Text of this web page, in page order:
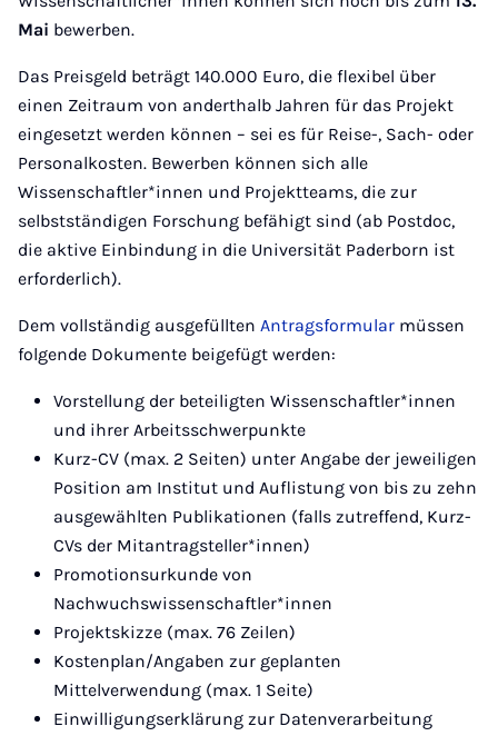
Mai bewerben.
Das Preisgeld beträgt 140.000 Euro, die flexibel über
einen Zeitraum von anderthalb Jahren für das Projekt
eingesetzt werden können – sei es für Reise-, Sach- oder
Personalkosten. Bewerben können sich alle
Wissenschaftler*innen und Projektteams, die zur
selbstständigen Forschung befähigt sind (ab Postdoc,
die aktive Einbindung in die Universität Paderborn ist
erforderlich).
Dem vollständig ausgefüllten Antragsformular müssen
folgende Dokumente beigefügt werden:
Vorstellung der beteiligten Wissenschaftler*innen
und ihrer Arbeitsschwerpunkte
Kurz-CV (max. 2 Seiten) unter Angabe der jeweiligen
Position am Institut und Auflistung von bis zu zehn
ausgewählten Publikationen (falls zutreffend, Kurz-
CVs der Mitantragsteller*innen)
Promotionsurkunde von
Nachwuchswissenschaftler*innen
Projektskizze (max. 76 Zeilen)
Kostenplan/Angaben zur geplanten
Mittelverwendung (max. 1 Seite)
Einwilligungserklärung zur Datenverarbeitung